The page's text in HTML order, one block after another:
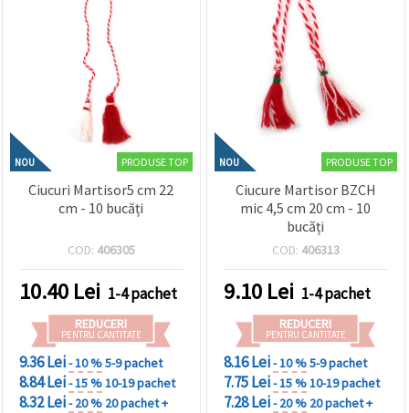
NOU PRODUSE TOP
Ciucuri Martisor5 cm 22
cm - 10 bucăți
COD: 406305
10.40 Lei 1-4 pachet
REDUCERI
PENTRU CANTITATE
9.36 Lei- 10 %5-9 pachet
8.84 Lei- 15 %10-19 pachet
8.32 Lei- 20 % 20 pachet +
NOU PRODUSE TOP
Ciucure Martisor BZCH
mic 4,5 cm 20 cm - 10
bucăți
COD: 406313
9.10 Lei 1-4 pachet
REDUCERI
PENTRU CANTITATE
8.16 Lei- 10 %5-9 pachet
7.75 Lei- 15 %10-19 pachet
7.28 Lei- 20 % 20 pachet +